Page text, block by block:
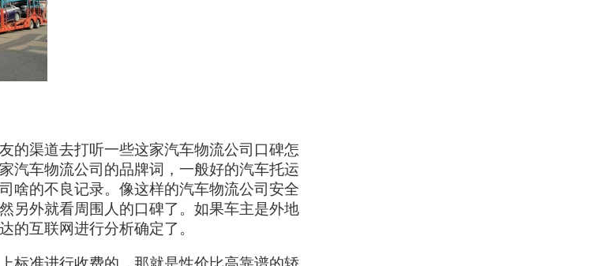
的渠道去打听一些这家汽车物流公司口碑怎
汽车物流公司的品牌词，一般好的汽车托运
啥的不良记录。像这样的汽车物流公司安全
另外就看周围人的口碑了。如果车主是外地
的互联网进行分析确定了。